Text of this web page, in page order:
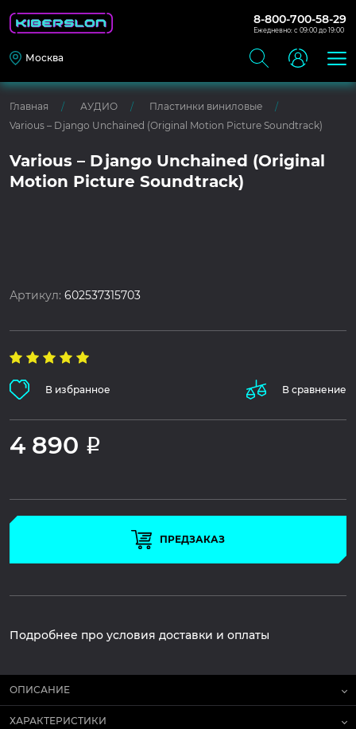
8-800-700-58-29
Ежедневно: с 09:00 до 19:00
Москва
Главная АУДИО
Пластинки виниловые
Various – Django Unchained (Original Motion Picture Soundtrack)
Various – Django Unchained (Original
Motion Picture Soundtrack)
Артикул:602537315703
В избранное В сравнение
4 890 Р
ПРЕДЗАКАЗ
Подробнее про условия доставки и оплаты
ОПИСАНИЕ
ХАРАКТЕРИСТИКИ